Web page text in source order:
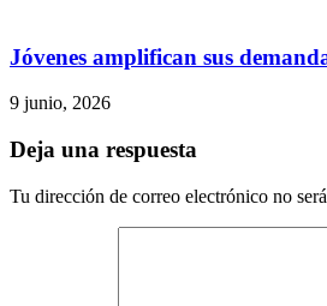
Jóvenes amplifican sus
9 junio, 2026
Deja una respuesta
Tu dirección de correo electrónico no